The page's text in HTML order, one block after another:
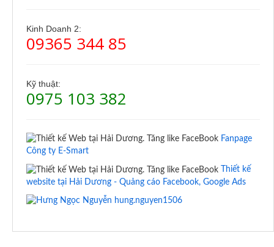
Kinh Doanh 2:
09365 344 85
Kỹ thuật:
0975 103 382
Fanpage
Công ty E-Smart
Thiết kế
website tại Hải Dương - Quảng cáo Facebook, Google Ads
hung.nguyen1506